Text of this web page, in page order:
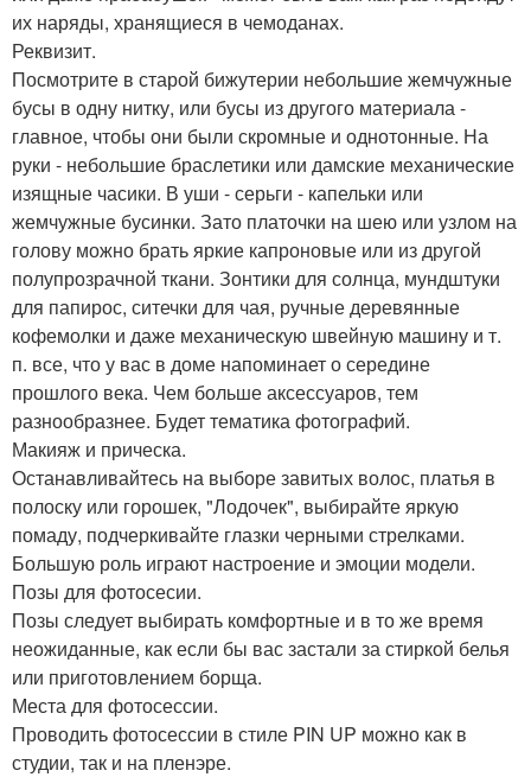
их наряды, хранящиеся в чемоданах.
Реквизит.
Посмотрите в старой бижутерии небольшие жемчужные
бусы в одну нитку, или бусы из другого материала -
главное, чтобы они были скромные и однотонные. На
руки - небольшие браслетики или дамские механические
изящные часики. В уши - серьги - капельки или
жемчужные бусинки. Зато платочки на шею или узлом на
голову можно брать яркие капроновые или из другой
полупрозрачной ткани. Зонтики для солнца, мундштуки
для папирос, ситечки для чая, ручные деревянные
кофемолки и даже механическую швейную машину и т.
п. все, что у вас в доме напоминает о середине
прошлого века. Чем больше аксессуаров, тем
разнообразнее. Будет тематика фотографий.
Макияж и прическа.
Останавливайтесь на выборе завитых волос, платья в
полоску или горошек, "Лодочек", выбирайте яркую
помаду, подчеркивайте глазки черными стрелками.
Большую роль играют настроение и эмоции модели.
Позы для фотосесии.
Позы следует выбирать комфортные и в то же время
неожиданные, как если бы вас застали за стиркой белья
или приготовлением борща.
Места для фотосессии.
Проводить фотосессии в стиле PIN UP можно как в
студии, так и на пленэре.